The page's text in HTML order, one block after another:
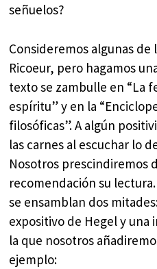
señuelos?
Consideremos algunas de
Ricoeur, pero hagamos
texto se zambulle en “La
espíritu” y en la
filosóficas”. A algún
las carnes al escuchar lo
Nosotros prescindiremos
recomendación su
se ensamblan dos
expositivo de Hegel y
la que nosotros
ejemplo: